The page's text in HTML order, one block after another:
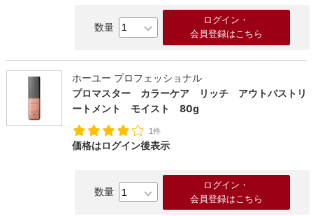
ログイン・
会員登録はこちら
ホーユー プロフェッショナル
プロマスター カラーケア リッチ アウトバストリ
ートメント モイスト 80g
1件
価格はログイン後表示
ログイン・
会員登録はこちら